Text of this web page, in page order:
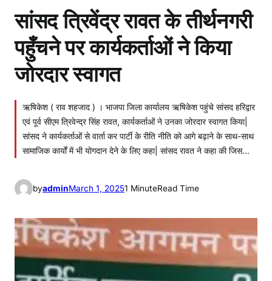
सांसद त्रिवेंद्र रावत के तीर्थनगरी
पहुँचने पर कार्यकर्ताओं ने किया
जोरदार स्वागत
ऋषिकेश ( राव शहजाद ) । भाजपा जिला कार्यालय ऋषिकेश पहुंचे सांसद हरिद्वार
एवं पूर्व सीएम त्रिवेन्द्र सिंह रावत, कार्यकर्ताओं ने उनका जोरदार स्वागत किया|
सांसद ने कार्यकर्ताओं से वार्ता कर पार्टी के रीति नीति को आगे बढ़ाने के साथ-साथ
सामाजिक कार्यों में भी योगदान देने के लिए कहा| सांसद रावत ने कहा की जिस…
byadminMarch 1, 20251 MinuteRead Time